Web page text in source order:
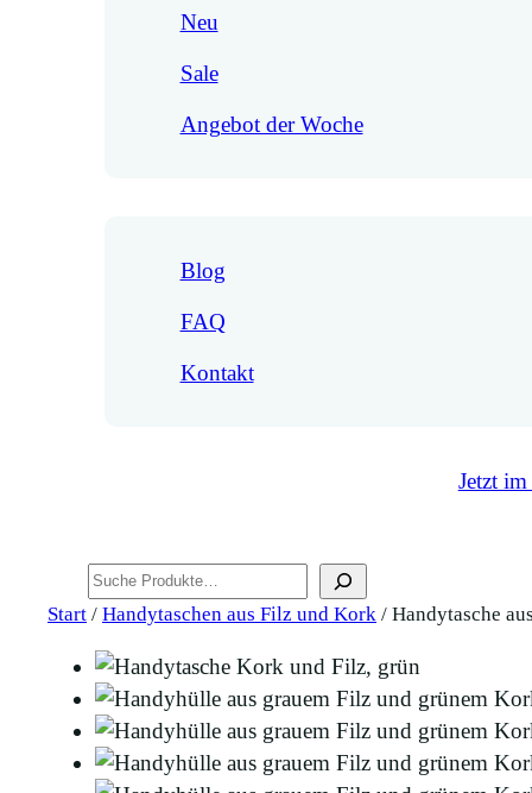
Neu
Sale
Angebot der Woche
Blog
FAQ
Kontakt
Jetzt
Start / Handytaschen aus Filz und Kork / Handytasche